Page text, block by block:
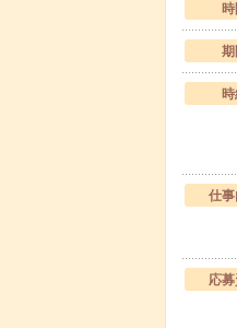
時
期
仕
応